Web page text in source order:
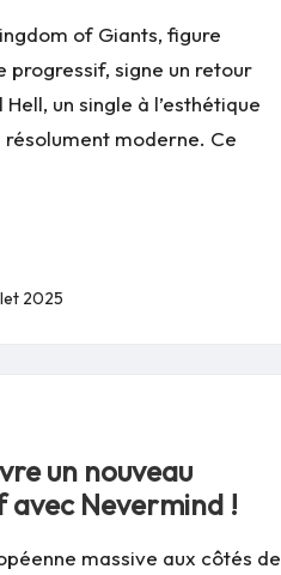
of Giants, figure
progressif, signe un retour
un single à l’esthétique
moderne. Ce
2025
un nouveau
Nevermind !
massive aux côtés de